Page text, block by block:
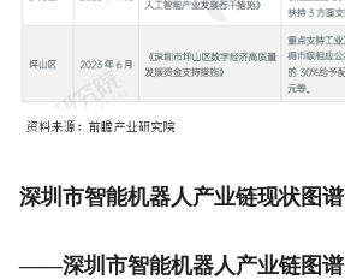
深圳市智能机器人产业链现状图谱
——深圳市智能机器人产业链图谱